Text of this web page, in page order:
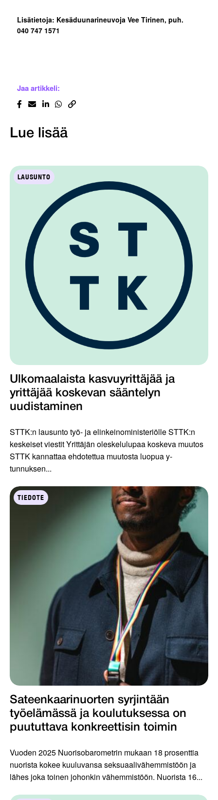
Lisätietoja: Kesäduunarineuvoja Vee Tirinen, puh.
040 747 1571
Jaa artikkeli:
Lue lisää
LAUSUNTO
Ulkomaalaista kasvuyrittäjää ja
yrittäjää koskevan sääntelyn
uudistaminen
STTK:n lausunto työ- ja elinkeinoministeriölle STTK:n
keskeiset viestit Yrittäjän oleskelulupaa koskeva muutos
STTK kannattaa ehdotettua muutosta luopua y-
tunnuksen...
TIEDOTE
Sateenkaarinuorten syrjintään
työelämässä ja koulutuksessa on
puututtava konkreettisin toimin
Vuoden 2025 Nuorisobarometrin mukaan 18 prosenttia
nuorista kokee kuuluvansa seksuaalivähemmistöön ja
lähes joka toinen johonkin vähemmistöön. Nuorista 16...